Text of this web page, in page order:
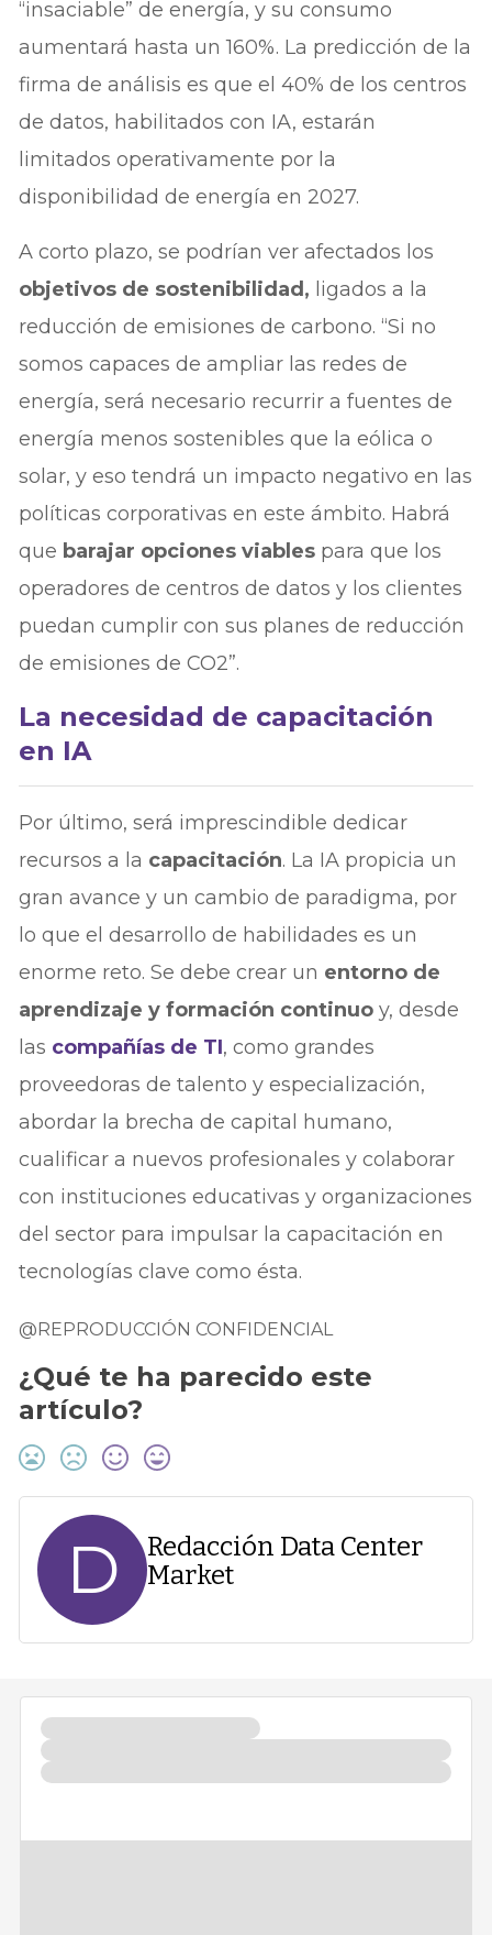
“insaciable” de energía, y su consumo
aumentará hasta un 160%. La predicción de la
firma de análisis es que el 40% de los centros
de datos, habilitados con IA, estarán
limitados operativamente por la
disponibilidad de energía en 2027.
A corto plazo, se podrían ver afectados los
objetivos de sostenibilidad, ligados a la
reducción de emisiones de carbono. “Si no
somos capaces de ampliar las redes de
energía, será necesario recurrir a fuentes de
energía menos sostenibles que la eólica o
solar, y eso tendrá un impacto negativo en las
políticas corporativas en este ámbito. Habrá
que barajar opciones viables para que los
operadores de centros de datos y los clientes
puedan cumplir con sus planes de reducción
de emisiones de CO2”.
La necesidad de capacitación
en IA
Por último, será imprescindible dedicar
recursos a la capacitación. La IA propicia un
gran avance y un cambio de paradigma, por
lo que el desarrollo de habilidades es un
enorme reto. Se debe crear un entorno de
aprendizaje y formación continuoy, desde
las compañías de TI, como grandes
proveedoras de talento y especialización,
abordar la brecha de capital humano,
cualificar a nuevos profesionales y colaborar
con instituciones educativas y organizaciones
del sector para impulsar la capacitación en
tecnologías clave como ésta.
@REPRODUCCIÓN CONFIDENCIAL
¿Qué te ha parecido este
artículo?
D
Redacción Data Center
Market